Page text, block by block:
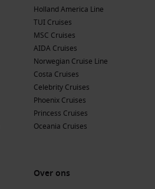
Holland America Line
TUI Cruises
MSC Cruises
AIDA Cruises
Norwegian Cruise Line
Costa Cruises
Celebrity Cruises
Phoenix Cruises
Princess Cruises
Oceania Cruises
Over ons